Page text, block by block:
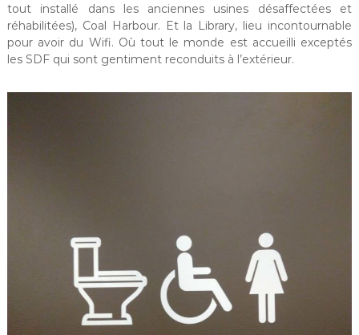
tout installé dans les anciennes usines désaffectées et
réhabilitées), Coal Harbour. Et la Library, lieu incontournable
pour avoir du Wifi. Où tout le monde est accueilli exceptés
les SDF qui sont gentiment reconduits à l’extérieur.